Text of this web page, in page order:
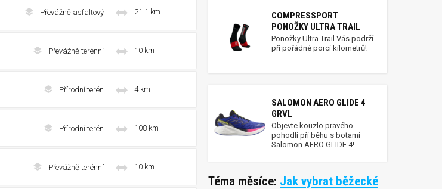
Převážně asfaltový 21.1 km
Převážně terénní 10 km
Přírodní terén 4 km
Přírodní terén 108 km
Převážně terénní 10 km
COMPRESSPORT
PONOŽKY ULTRA TRAIL
Ponožky Ultra Trail Vás podrží
při pořádné porci kilometrů!
SALOMON AERO GLIDE 4
GRVL
Objevte kouzlo pravého
pohodlí při běhu s botami
Salomon AERO GLIDE 4!
Téma měsíce: Jak vybrat běžecké